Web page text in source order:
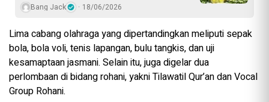
Bang Jack 18/06/2026
Lima cabang olahraga yang dipertandingkan meliputi sepak
bola, bola voli, tenis lapangan, bulu tangkis, dan uji
kesamaptaan jasmani. Selain itu, juga digelar dua
perlombaan di bidang rohani, yakni Tilawatil Qur’an dan Vocal
Group Rohani.